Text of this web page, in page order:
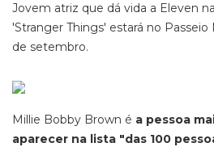
Jovem atriz que dá vida a Eleven
'Stranger Things' estará no Passeio
de setembro.
Millie Bobby Brown é a pessoa
aparecer na lista "das 100